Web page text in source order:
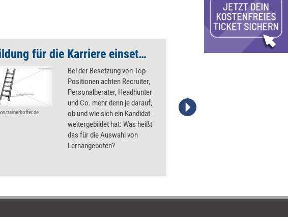
Weiterbildung für die Karriere einsetzen
Bei der Besetzung von Top-
Positionen achten Recruiter,
Personalberater, Headhunter
und Co. mehr denn je darauf,
ob und wie sich ein Kandidat
weitergebildet hat. Was heißt
das für die Auswahl von
Lernangeboten?
4 Tipps für die
Stefanie Diers, © www.trainerkoffer.de